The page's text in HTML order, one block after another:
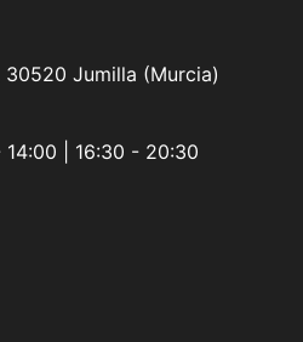
30520 Jumilla (Murcia)
| 16:30 - 20:30